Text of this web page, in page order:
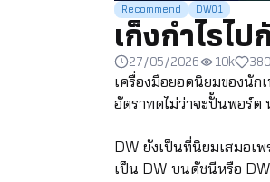
Recommend DW01
เก็งกำไรไ
27/05/2026 10k 380
เครื่องมือยอดนิยมของนัก
อัตราทดไม่ว่าจะปั้นพอร์ต
DW ยังเป็นที่นิยมเสมอเ
เป็น DW บนดัชนีหรือ